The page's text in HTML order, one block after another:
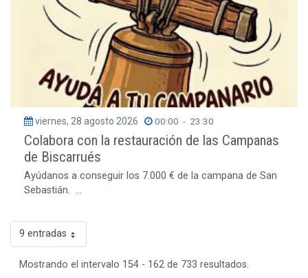
viernes, 28 agosto 2026 00:00 - 23:30
Colabora con la restauración de las Campanas
de Biscarrués
Ayúdanos a conseguir los 7.000 € de la campana de San
Sebastián. ...
9 entradas
Mostrando el intervalo 154 - 162 de 733 resultados.